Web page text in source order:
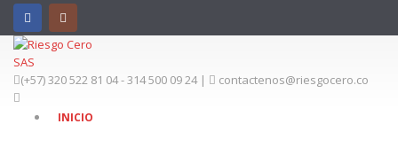
(+57) 320 522 81 04 - 314 500 09 24 | contactenos@riesgocero.co
INICIO